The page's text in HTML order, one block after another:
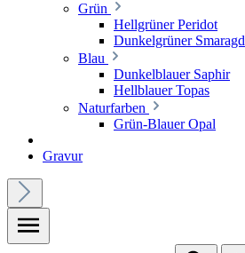
Grün
Hellgrüner Peridot
Dunkelgrüner Smaragd
Blau
Dunkelblauer Saphir
Hellblauer Topas
Naturfarben
Grün-Blauer Opal
Gravur